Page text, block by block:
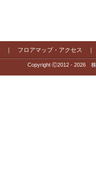
フロアマップ・アクセス
Copyright Ⓒ2012 - 2026 株